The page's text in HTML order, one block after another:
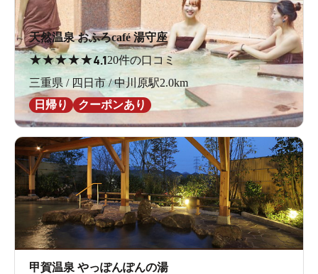
天然温泉 おふろcafé 湯守座
★★★★★4.120件の口コミ
三重県 / 四日市 / 中川原駅2.0km
日帰り
クーポンあり
甲賀温泉 やっぽんぽんの湯